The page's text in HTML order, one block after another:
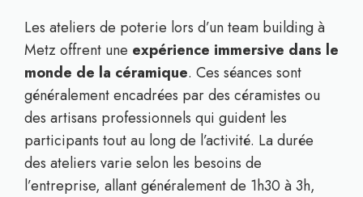
Les ateliers de poterie lors d’un team building à
Metz offrent une expérience immersive dans le
monde de la céramique. Ces séances sont
généralement encadrées par des céramistes ou
des artisans professionnels qui guident les
participants tout au long de l’activité. La durée
des ateliers varie selon les besoins de
l’entreprise, allant généralement de 1h30 à 3h,